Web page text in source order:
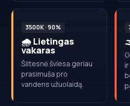
3500K · 90%
🌧️ Lietingas
vakaras
Šiltesnė šviesa geriau
prasimuša pro
vandens užuolaidą.